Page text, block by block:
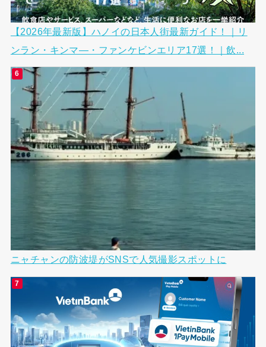
【2026年最新版】ハノイの日本人街最新ガイド！｜リ
ンラン・キンマ―・ファンケビンエリア17選！｜飲...
ニャチャンの防波堤がSNSで人気撮影スポットに